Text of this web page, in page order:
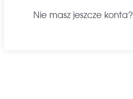
Nie masz jeszcze konta?